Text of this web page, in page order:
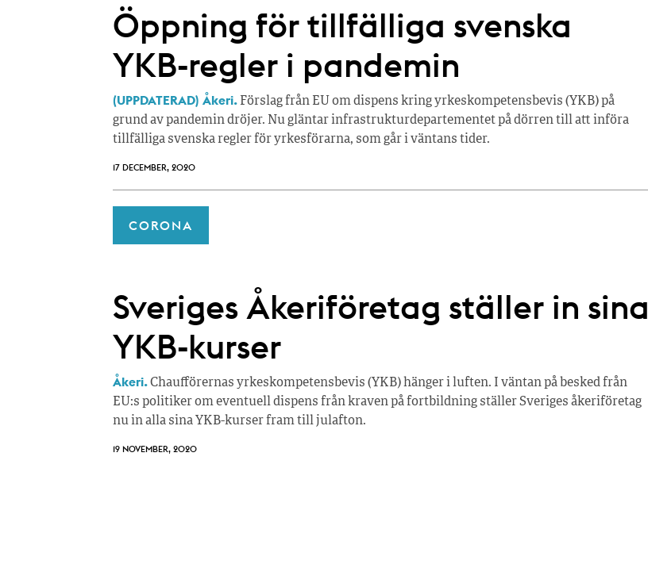
Öppning för tillfälliga svenska
YKB-regler i pandemin
(UPPDATERAD) Åkeri. Förslag från EU om dispens kring yrkeskompetensbevis (YKB) på
grund av pandemin dröjer. Nu gläntar infrastrukturdepartementet på dörren till att införa
tillfälliga svenska regler för yrkesförarna, som går i väntans tider.
17 DECEMBER, 2020
CORONA
Sveriges Åkeriföretag ställer in sina
YKB-kurser
Åkeri.Chaufförernas yrkeskompetensbevis (YKB) hänger i luften. I väntan på besked från
EU:s politiker om eventuell dispens från kraven på fortbildning ställer Sveriges åkeriföretag
nu in alla sina YKB-kurser fram till julafton.
19 NOVEMBER, 2020